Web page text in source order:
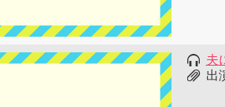
夫
出